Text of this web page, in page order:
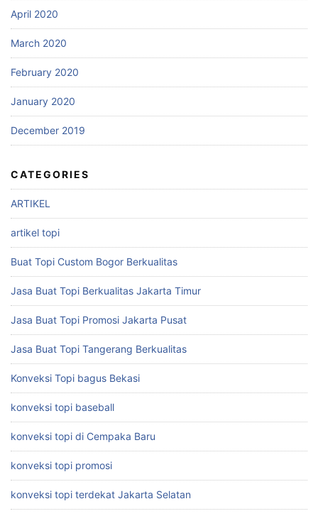
April 2020
March 2020
February 2020
January 2020
December 2019
CATEGORIES
ARTIKEL
artikel topi
Buat Topi Custom Bogor Berkualitas
Jasa Buat Topi Berkualitas Jakarta Timur
Jasa Buat Topi Promosi Jakarta Pusat
Jasa Buat Topi Tangerang Berkualitas
Konveksi Topi bagus Bekasi
konveksi topi baseball
konveksi topi di Cempaka Baru
konveksi topi promosi
konveksi topi terdekat Jakarta Selatan